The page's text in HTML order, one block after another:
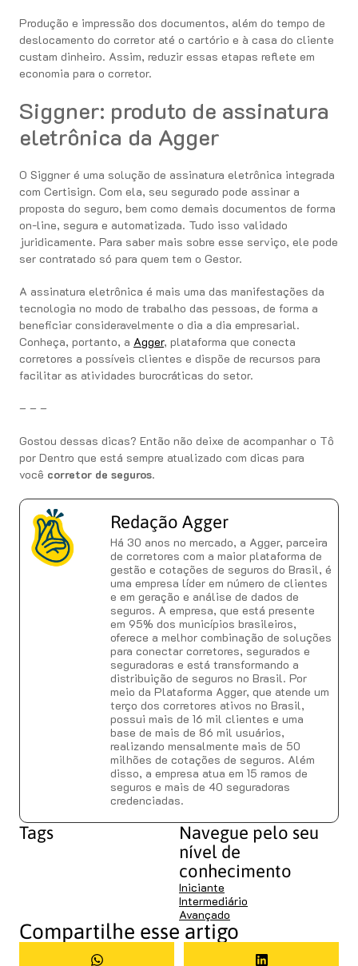
Produção e impressão dos documentos, além do tempo de
deslocamento do corretor até o cartório e à casa do cliente
custam dinheiro. Assim, reduzir essas etapas reflete em
economia para o corretor.
Siggner: produto de assinatura
eletrônica da Agger
O Siggner é uma solução de assinatura eletrônica integrada
com Certisign. Com ela, seu segurado pode assinar a
proposta do seguro, bem como demais documentos de forma
on-line, segura e automatizada. Tudo isso validado
juridicamente. Para saber mais sobre esse serviço, ele pode
ser contratado só para quem tem o Gestor.
A assinatura eletrônica é mais uma das manifestações da
tecnologia no modo de trabalho das pessoas, de forma a
beneficiar consideravelmente o dia a dia empresarial.
Conheça, portanto, a Agger, plataforma que conecta
corretores a possíveis clientes e dispõe de recursos para
facilitar as atividades burocráticas do setor.
– – –
Gostou dessas dicas? Então não deixe de acompanhar o Tô
por Dentro que está sempre atualizado com dicas para
você corretor de seguros.
Redação Agger
Há 30 anos no mercado, a Agger, parceira
de corretores com a maior plataforma de
gestão e cotações de seguros do Brasil, é
uma empresa líder em número de clientes
e em geração e análise de dados de
seguros. A empresa, que está presente
em 95% dos municípios brasileiros,
oferece a melhor combinação de soluções
para conectar corretores, segurados e
seguradoras e está transformando a
distribuição de seguros no Brasil. Por
meio da Plataforma Agger, que atende um
terço dos corretores ativos no Brasil,
possui mais de 16 mil clientes e uma
base de mais de 86 mil usuários,
realizando mensalmente mais de 50
milhões de cotações de seguros. Além
disso, a empresa atua em 15 ramos de
seguros e mais de 40 seguradoras
credenciadas.
Tags
Navegue pelo seu
nível de
conhecimento
Iniciante
Intermediário
Avançado
Compartilhe esse artigo